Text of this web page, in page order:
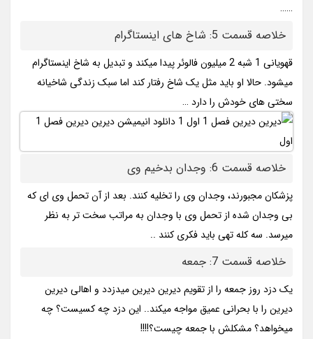
……
خلاصه قسمت 5: شاخ های اینستاگرام
قهویانی 1 شبه 2 میلیون فالوئر پیدا میکند و تبدیل به شاخ اینستاگرام
میشود. حالا او باید مثل یک شاخ رفتار کند اما سبک زندگی شاخیانه
سختی های خودش را دارد …
خلاصه قسمت 6: وجدان بدخیم وی
پزشکان مجبورند، وجدان وی را تخلیه کنند. بعد از آن تحمل وی ای که
بی وجدان شده از تحمل وی با وجدان به مراتب سخت تر به نظر
میرسد. سه کله تهی باید فکری کنند ..
خلاصه قسمت 7: جمعه
یک دزد روز جمعه را از تقویم دیرین دیرین میدزدد و اهالی دیرین
دیرین را با بحرانی عمیق مواجه میکند.. این دزد چه کسیست؟ چه
میخواهد؟ مشکلش با جمعه چیست؟!!!!